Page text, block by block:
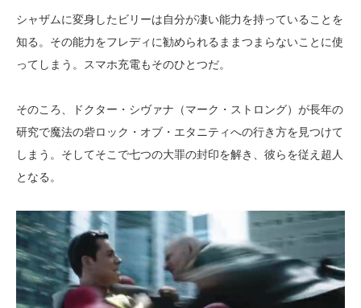
シャザムに変身したビリーは自分が凄い能力を持っていることを
知る。その能力をフレディに勧められるままつまらないことに使
ってしまう。スマホ充電もそのひとつだ。
そのころ、ドクター・シヴァナ（マーク・ストロング）が長年の
研究で魔法の砦ロック・オブ・エタニティへの行き方を見つけて
しまう。そしてそこで七つの大罪の封印を解き、彼らを従え超人
となる。